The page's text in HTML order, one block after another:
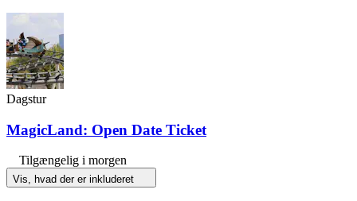
Dagstur
MagicLand: Open Date Ticket
Tilgængelig i morgen
Vis, hvad der er inkluderet